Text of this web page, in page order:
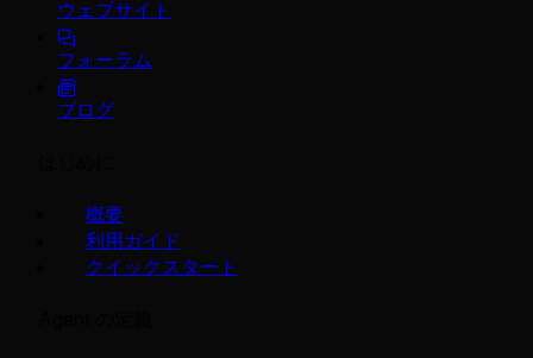
ウェブサイト
フォーラム
ブログ
概要
利用ガイド
クイックスタート